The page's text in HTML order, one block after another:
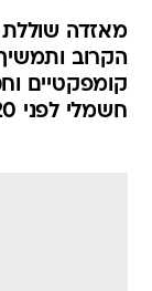
מאזדה שוללת
הקרוב ותמשיך
קומפקטיים
חשמלי לפני 2020"